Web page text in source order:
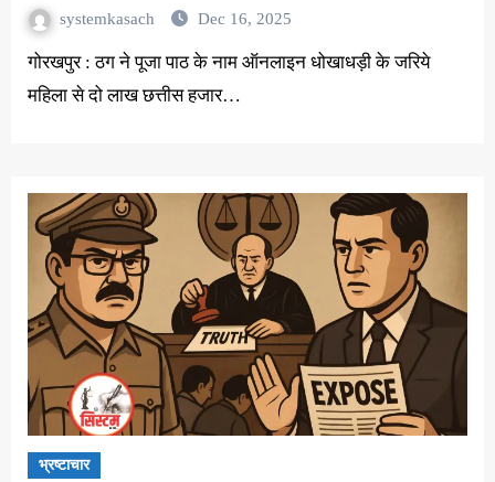
systemkasach Dec 16, 2025
गोरखपुर : ठग ने पूजा पाठ के नाम ऑनलाइन धोखाधड़ी के जरिये
महिला से दो लाख छत्तीस हजार…
भ्रष्टाचार